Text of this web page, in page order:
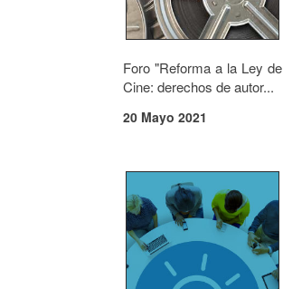
Foro "Reforma a la Ley de
Cine: derechos de autor...
20 Mayo 2021